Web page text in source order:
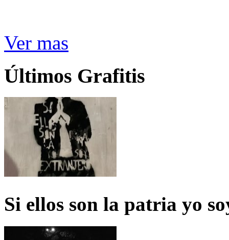
Ver mas
Últimos Grafitis
Si ellos son la patria yo